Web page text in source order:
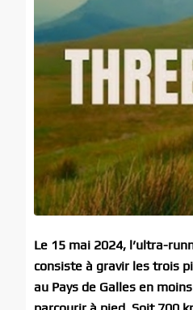
Le 15 mai 2024, l’ultra-
consiste à gravir les trois
au Pays de Galles en